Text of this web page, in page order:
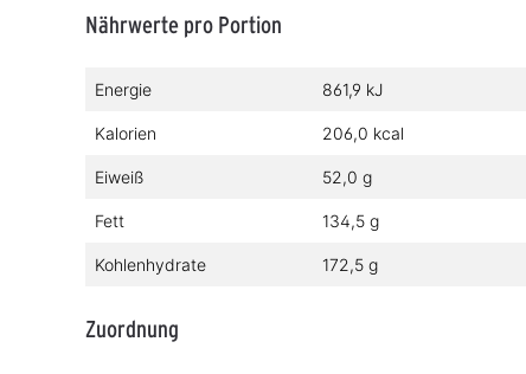
Nährwerte pro Portion
Energie 861,9 kJ
Kalorien 206,0 kcal
Eiweiß 52,0 g
Fett 134,5 g
Kohlenhydrate 172,5 g
Zuordnung